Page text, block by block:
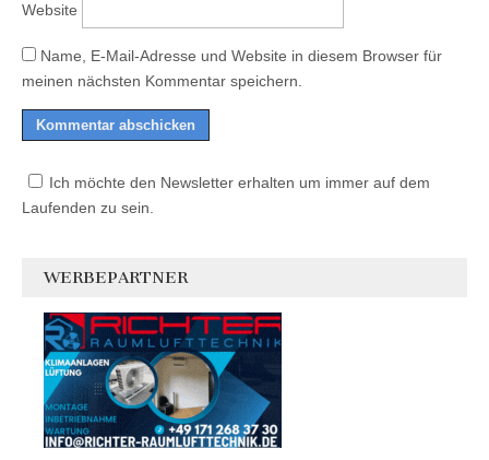
Website
Name, E-Mail-Adresse und Website in diesem Browser für
meinen nächsten Kommentar speichern.
Ich möchte den Newsletter erhalten um immer auf dem
Laufenden zu sein.
WERBEPARTNER